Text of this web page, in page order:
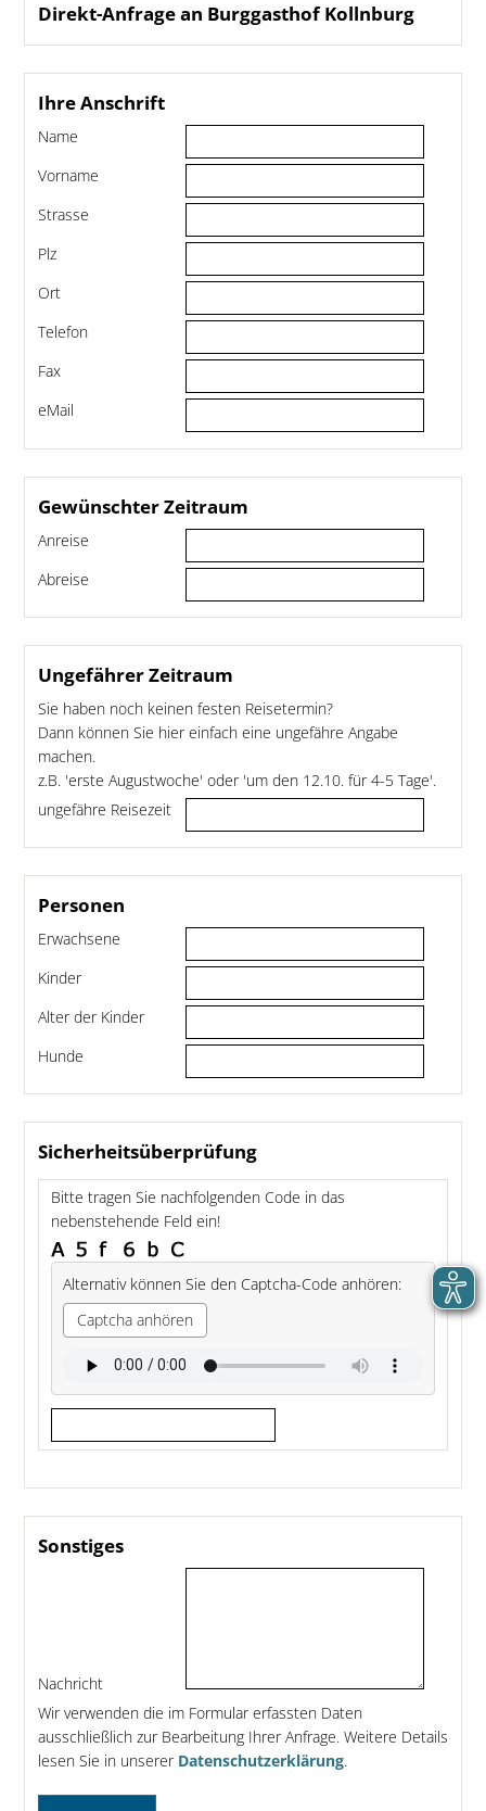
Direkt-Anfrage an Burggasthof Kollnburg
Ihre Anschrift
Name
Vorname
Strasse
Plz
Ort
Telefon
Fax
eMail
Gewünschter Zeitraum
Anreise
Abreise
Ungefährer Zeitraum
Sie haben noch keinen festen Reisetermin?
Dann können Sie hier einfach eine ungefähre Angabe
machen.
z.B. 'erste Augustwoche' oder 'um den 12.10. für 4-5 Tage'.
ungefähre Reisezeit
Personen
Erwachsene
Kinder
Alter der Kinder
Hunde
Sicherheitsüberprüfung
Bitte tragen Sie nachfolgenden Code in das
nebenstehende Feld ein!
Alternativ können Sie den Captcha-Code anhören:
Captcha anhören
Sonstiges
Nachricht
Wir verwenden die im Formular erfassten Daten
ausschließlich zur Bearbeitung Ihrer Anfrage. Weitere Details
lesen Sie in unserer Datenschutzerklärung.